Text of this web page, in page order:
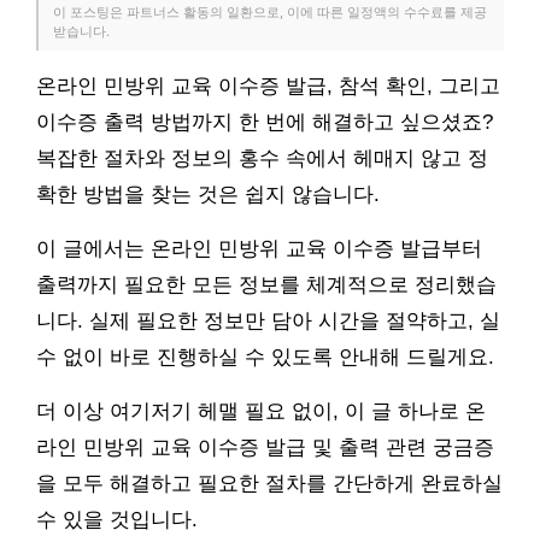
이 포스팅은 파트너스 활동의 일환으로, 이에 따른 일정액의 수수료를 제공
받습니다.
온라인 민방위 교육 이수증 발급, 참석 확인, 그리고
이수증 출력 방법까지 한 번에 해결하고 싶으셨죠?
복잡한 절차와 정보의 홍수 속에서 헤매지 않고 정
확한 방법을 찾는 것은 쉽지 않습니다.
이 글에서는 온라인 민방위 교육 이수증 발급부터
출력까지 필요한 모든 정보를 체계적으로 정리했습
니다. 실제 필요한 정보만 담아 시간을 절약하고, 실
수 없이 바로 진행하실 수 있도록 안내해 드릴게요.
더 이상 여기저기 헤맬 필요 없이, 이 글 하나로 온
라인 민방위 교육 이수증 발급 및 출력 관련 궁금증
을 모두 해결하고 필요한 절차를 간단하게 완료하실
수 있을 것입니다.